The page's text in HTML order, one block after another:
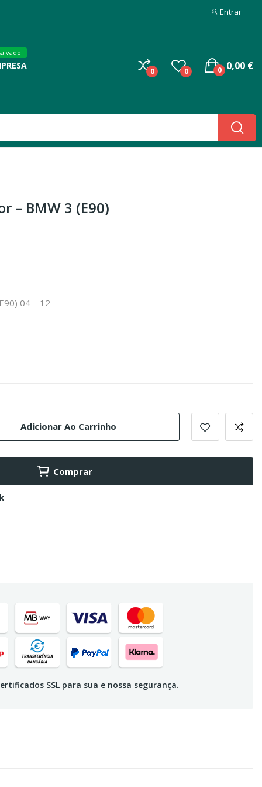
Entrar
0 0 0,00 €
0
– BMW 3 (E90)
04 – 12
Adicionar Ao Carrinho
Comprar
SSL para sua e nossa segurança.